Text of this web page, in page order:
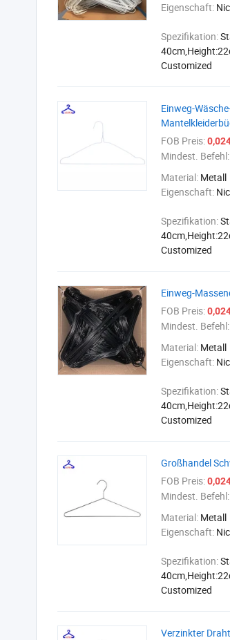
Eigenschaft:
Spezifikation:
Customized
Einweg-
FOB Preis:
Mindest. Befehl:
Material: Metall
Eigenschaft:
Spezifikation:
Customized
Einweg-
FOB Preis:
Mindest. Befehl:
Material: Metall
Eigenschaft:
Spezifikation:
Customized
Großhandel
FOB Preis:
Mindest. Befehl:
Material: Metall
Eigenschaft:
Spezifikation:
Customized
Verzinkter